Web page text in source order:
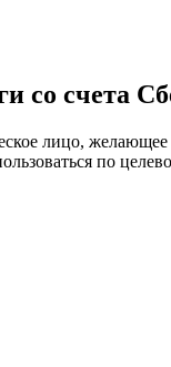
со счета
лицо, желающее
по